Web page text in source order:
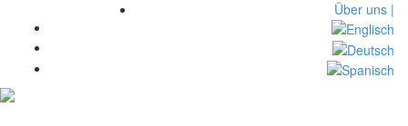
Über uns |